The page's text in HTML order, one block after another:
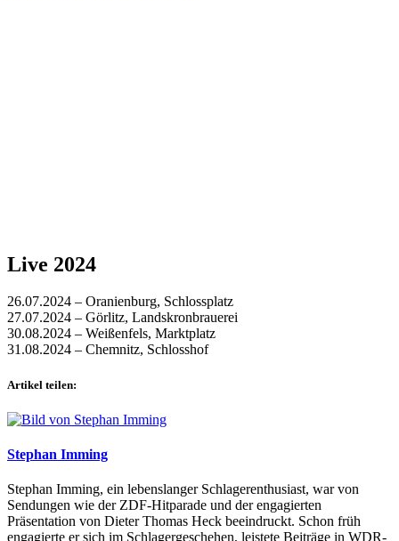
Live 2024
26.07.2024 – Oranienburg, Schlossplatz
27.07.2024 – Görlitz, Landskronbrauerei
30.08.2024 – Weißenfels, Marktplatz
31.08.2024 – Chemnitz, Schlosshof
Artikel teilen:
Stephan Imming
Stephan Imming, ein lebenslanger Schlagerenthusiast, war von
Sendungen wie der ZDF-Hitparade und der engagierten
Präsentation von Dieter Thomas Heck beeindruckt. Schon früh
engagierte er sich im Schlagergeschehen, leistete Beiträge in WDR-